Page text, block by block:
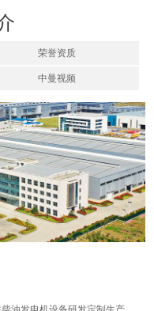
荣誉资质
中曼视频